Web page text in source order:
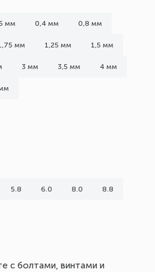
мм 0,4 мм 0,8 мм
мм 1,25 мм 1,5 мм
3 мм 3,5 мм 4 мм
5.8 6.0 8.0 8.8
с болтами, винтами и